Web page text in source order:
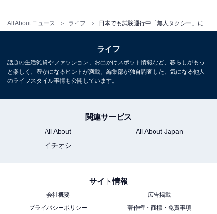
All About ニュース ライフ
イリストを聴きながらのドライブ、最高過ぎる……！
変満足でした
ライフ
話題の生活雑貨やファッション、お出かけスポット情報など、暮らしがもっ
と楽しく、豊かになるヒントが満載。編集部が独自調査した、気になる他人
のライフスタイル事情も公開しています。
関連サービス
All About
All About Japan
イチオシ
サイト情報
会社概要
広告掲載
プライバシーポリシー
著作権・商標・免責事項